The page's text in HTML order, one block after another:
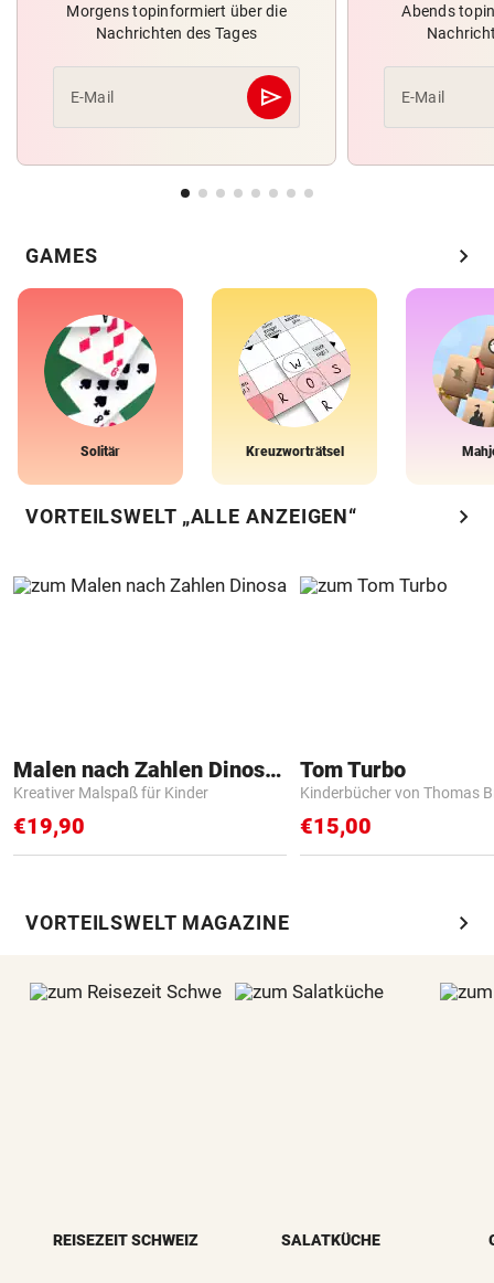
Morgens topinformiert über die
Nachrichten des Tages
E-Mail send
Abschicken
Abends
E-Mail
GAMES chevron_right
Solitär Kreuzworträtsel
VORTEILSWELT „ALLE ANZEIGEN“ chevron_right
Malen nach Zahlen Dinosaurier
Kreativer Malspaß für Kinder
€19,90
Tom Turbo
Kinderbücher von Thomas
€15,00
VORTEILSWELT MAGAZINE chevron_right
REISEZEIT SCHWEIZ SALATKÜCHE